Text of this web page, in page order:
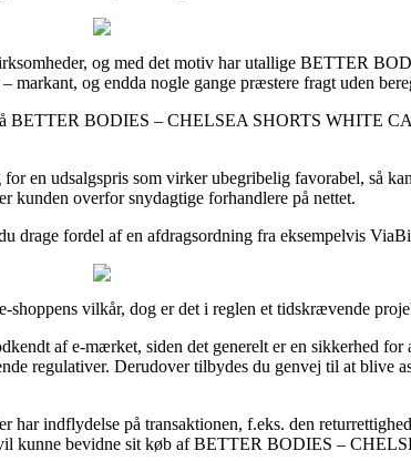
og med det motiv har utallige BETTER
og endda nogle gange præstere fragt uden
BETTER BODIES – CHELSEA SHORTS WHITE
en udsalgspris som virker ubegribelig favorabel, så
kunden overfor snydagtige forhandlere på nettet.
drage fordel af en afdragsordning fra eksempelvis
vilkår, dog er det i reglen et tidskrævende
af e-mærket, siden det generelt er en sikkerhed for
regulativer. Derudover tilbydes du genvej til at blive
indflydelse på transaktionen, f.eks. den
kunne bevidne sit køb af BETTER BODIES –